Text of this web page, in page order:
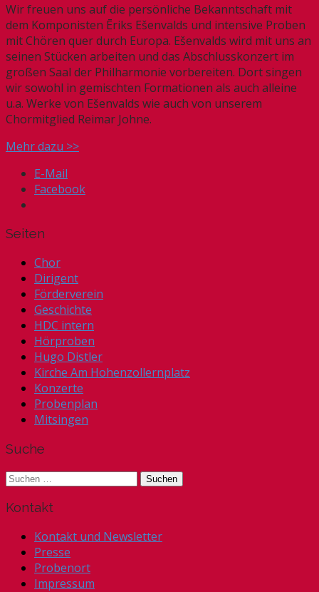
Wir freuen uns auf die persönliche Bekanntschaft mit
dem Komponisten Ēriks Ešenvalds und intensive Proben
mit Chören quer durch Europa. Ešenvalds wird mit uns an
seinen Stücken arbeiten und das Abschlusskonzert im
großen Saal der Philharmonie vorbereiten. Dort singen
wir sowohl in gemischten Formationen als auch alleine
u.a. Werke von Ešenvalds wie auch von unserem
Chormitglied Reimar Johne.
Mehr dazu >>
E-Mail
Facebook
Seiten
Chor
Dirigent
Förderverein
Geschichte
HDC intern
Hörproben
Hugo Distler
Kirche Am Hohenzollernplatz
Konzerte
Probenplan
Mitsingen
Suche
Suchen
Kontakt
Kontakt und Newsletter
Presse
Probenort
Impressum